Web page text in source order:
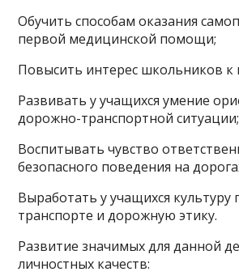
Обучить способам оказания
первой медицинской помощи;
Повысить интерес школьников к
Развивать у учащихся умение
дорожно-транспортной ситуации;
Воспитывать чувство
безопасного поведения на
Выработать у учащихся культуру
транспорте и дорожную этику.
Развитие значимых для данной
личностных качеств: